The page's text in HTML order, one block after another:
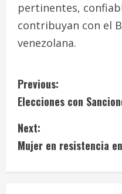
pertinentes,
contribuyan con el
venezolana.
C
o
n
Previous:
Elecciones con
Next:
Mujer en resistencia